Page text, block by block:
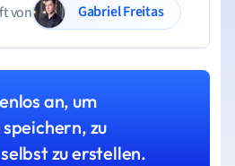
von
Gabriel Freitas
an, um
zu
zu erstellen.